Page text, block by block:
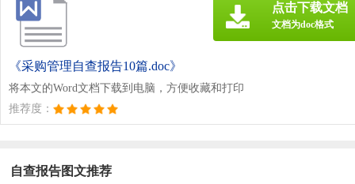
《采购管理自查报告10篇.doc》
将本文的Word文档下载到电脑，方便收藏和打印
推荐度：
点击下载文档
文档为doc格式
自查报告图文推荐